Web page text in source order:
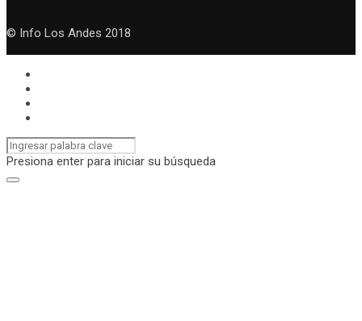
© Info Los Andes 2018
Presiona enter para iniciar su búsqueda